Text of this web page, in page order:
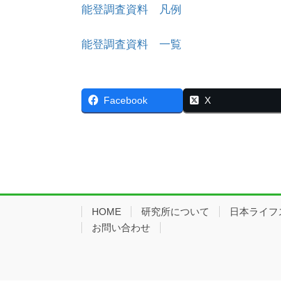
能登調査資料 凡例
能登調査資料 一覧
Facebook X
HOME 研究所について 日本ライ
お問い合わせ